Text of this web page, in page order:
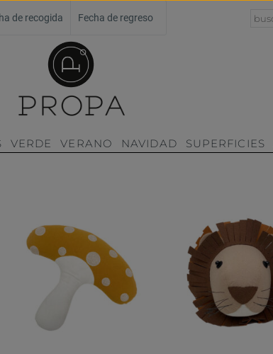
de recogida Fecha de regreso
VERDE VERANO NAVIDAD SUPERFICIES